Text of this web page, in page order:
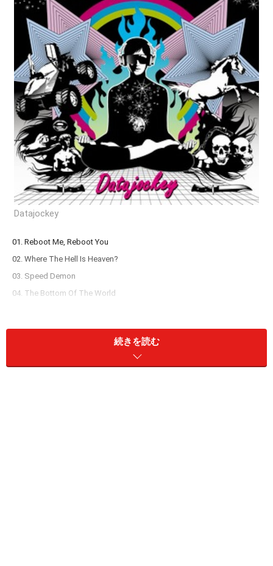
Datajockey
01. Reboot Me, Reboot You
02. Where The Hell Is Heaven?
03. Speed Demon
04. The Bottom Of The World
06. Southern Hospital
続きを読む